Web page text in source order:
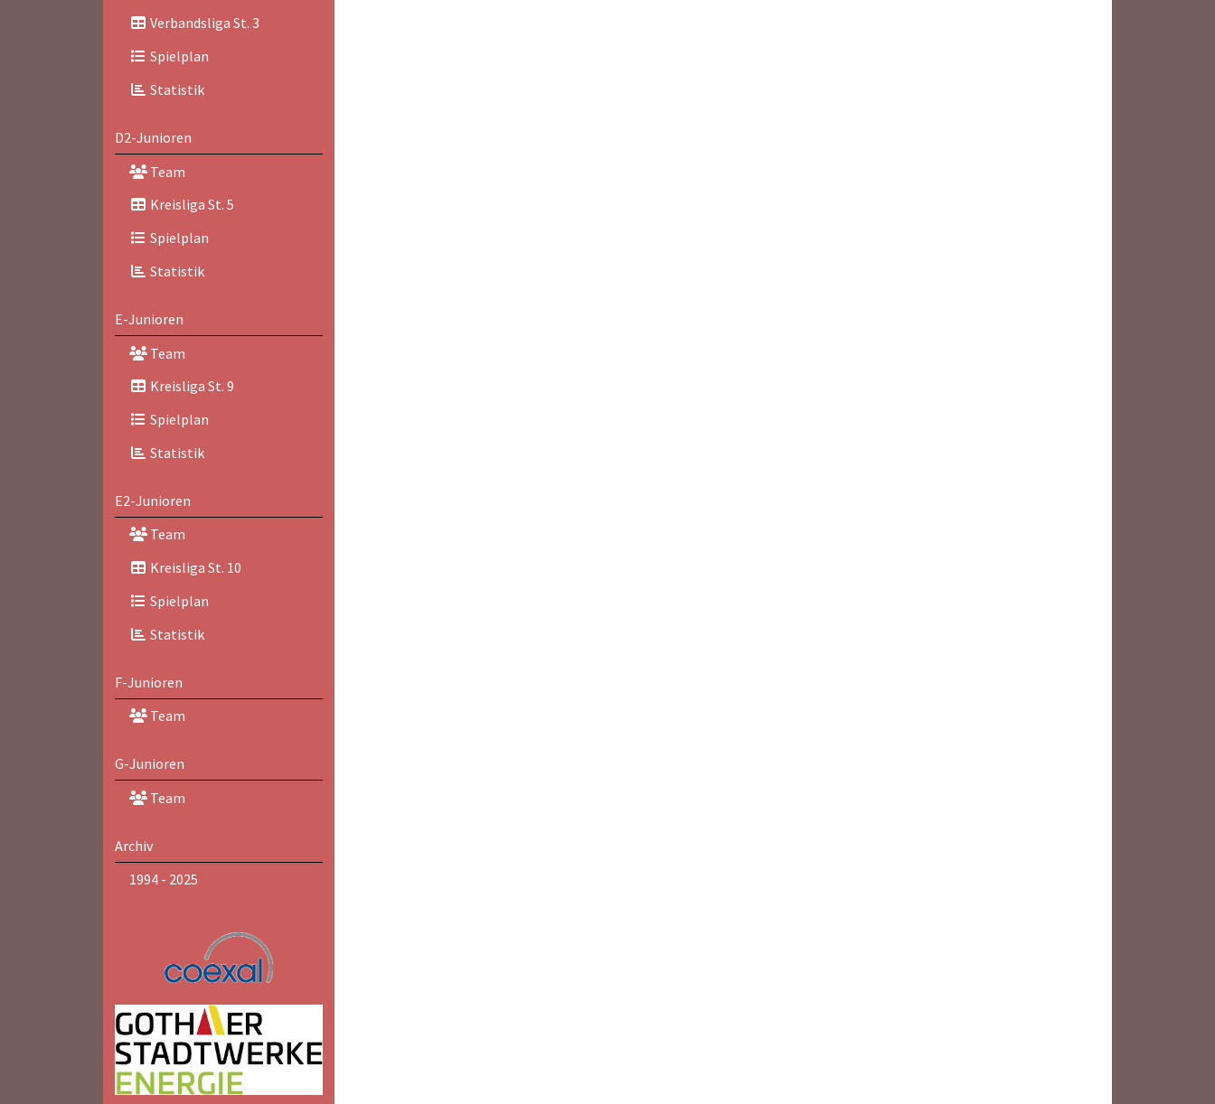
Verbandsliga St. 3
Spielplan
Statistik
D2-Junioren
Team
Kreisliga St. 5
Spielplan
Statistik
E-Junioren
Team
Kreisliga St. 9
Spielplan
Statistik
E2-Junioren
Team
Kreisliga St. 10
Spielplan
Statistik
F-Junioren
Team
G-Junioren
Team
Archiv
1994 - 2025